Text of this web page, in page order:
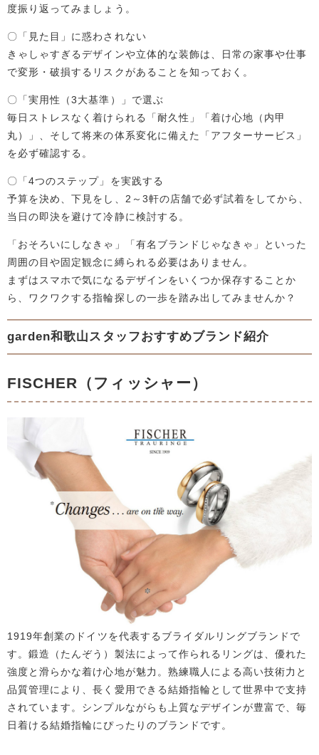
度振り返ってみましょう。
〇「見た目」に惑わされない
きゃしゃすぎるデザインや立体的な装飾は、日常の家事や仕事
で変形・破損するリスクがあることを知っておく。
〇「実用性（3大基準）」で選ぶ
毎日ストレスなく着けられる「耐久性」「着け心地（内甲
丸）」、そして将来の体系変化に備えた「アフターサービス」
を必ず確認する。
〇「4つのステップ」を実践する
予算を決め、下見をし、2～3軒の店舗で必ず試着をしてから、
当日の即決を避けて冷静に検討する。
「おそろいにしなきゃ」「有名ブランドじゃなきゃ」といった
周囲の目や固定観念に縛られる必要はありません。
まずはスマホで気になるデザインをいくつか保存することか
ら、ワクワクする指輪探しの一歩を踏み出してみませんか？
garden和歌山スタッフおすすめブランド紹介
FISCHER（フィッシャー）
1919年創業のドイツを代表するブライダルリングブランドで
す。鍛造（たんぞう）製法によって作られるリングは、優れた
強度と滑らかな着け心地が魅力。熟練職人による高い技術力と
品質管理により、長く愛用できる結婚指輪として世界中で支持
されています。シンプルながらも上質なデザインが豊富で、毎
日着ける結婚指輪にぴったりのブランドです。